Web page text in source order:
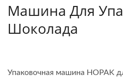
Машина Для
Шоколада
Упаковочная машина HOPAK